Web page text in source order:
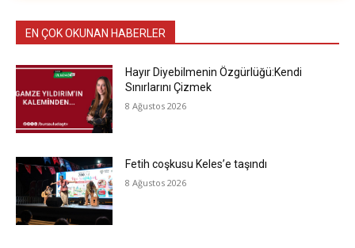
EN ÇOK OKUNAN HABERLER
Hayır Diyebilmenin Özgürlüğü:Kendi
Sınırlarını Çizmek
8 Ağustos 2026
Fetih coşkusu Keles’e taşındı
8 Ağustos 2026